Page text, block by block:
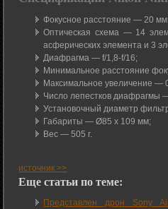
Фокусное расстояние — 20
Оптическая схема — 14
асферических элемента и 3
Диафрагма — f/1,8-f/16;
Минимальное расстояние
Максимальное увеличение —
Число лепестков диафрагмы
Установочный диаметр
Габариты — Ø85 х 109 мм;
Вес — 505 г.
источник >>
Еще статьи по теме:
Представлен дрон Sony